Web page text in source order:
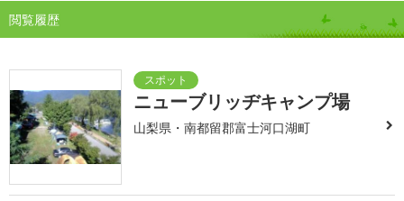
閲覧履歴
ニューブリッヂキャンプ場
山梨県・南都留郡富士河口湖町